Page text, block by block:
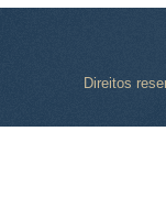
Direitos